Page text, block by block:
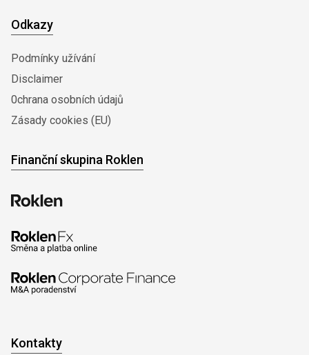
Odkazy
Podmínky užívání
Disclaimer
0chrana osobních údajů
Zásady cookies (EU)
Finanční skupina Roklen
Kontakty